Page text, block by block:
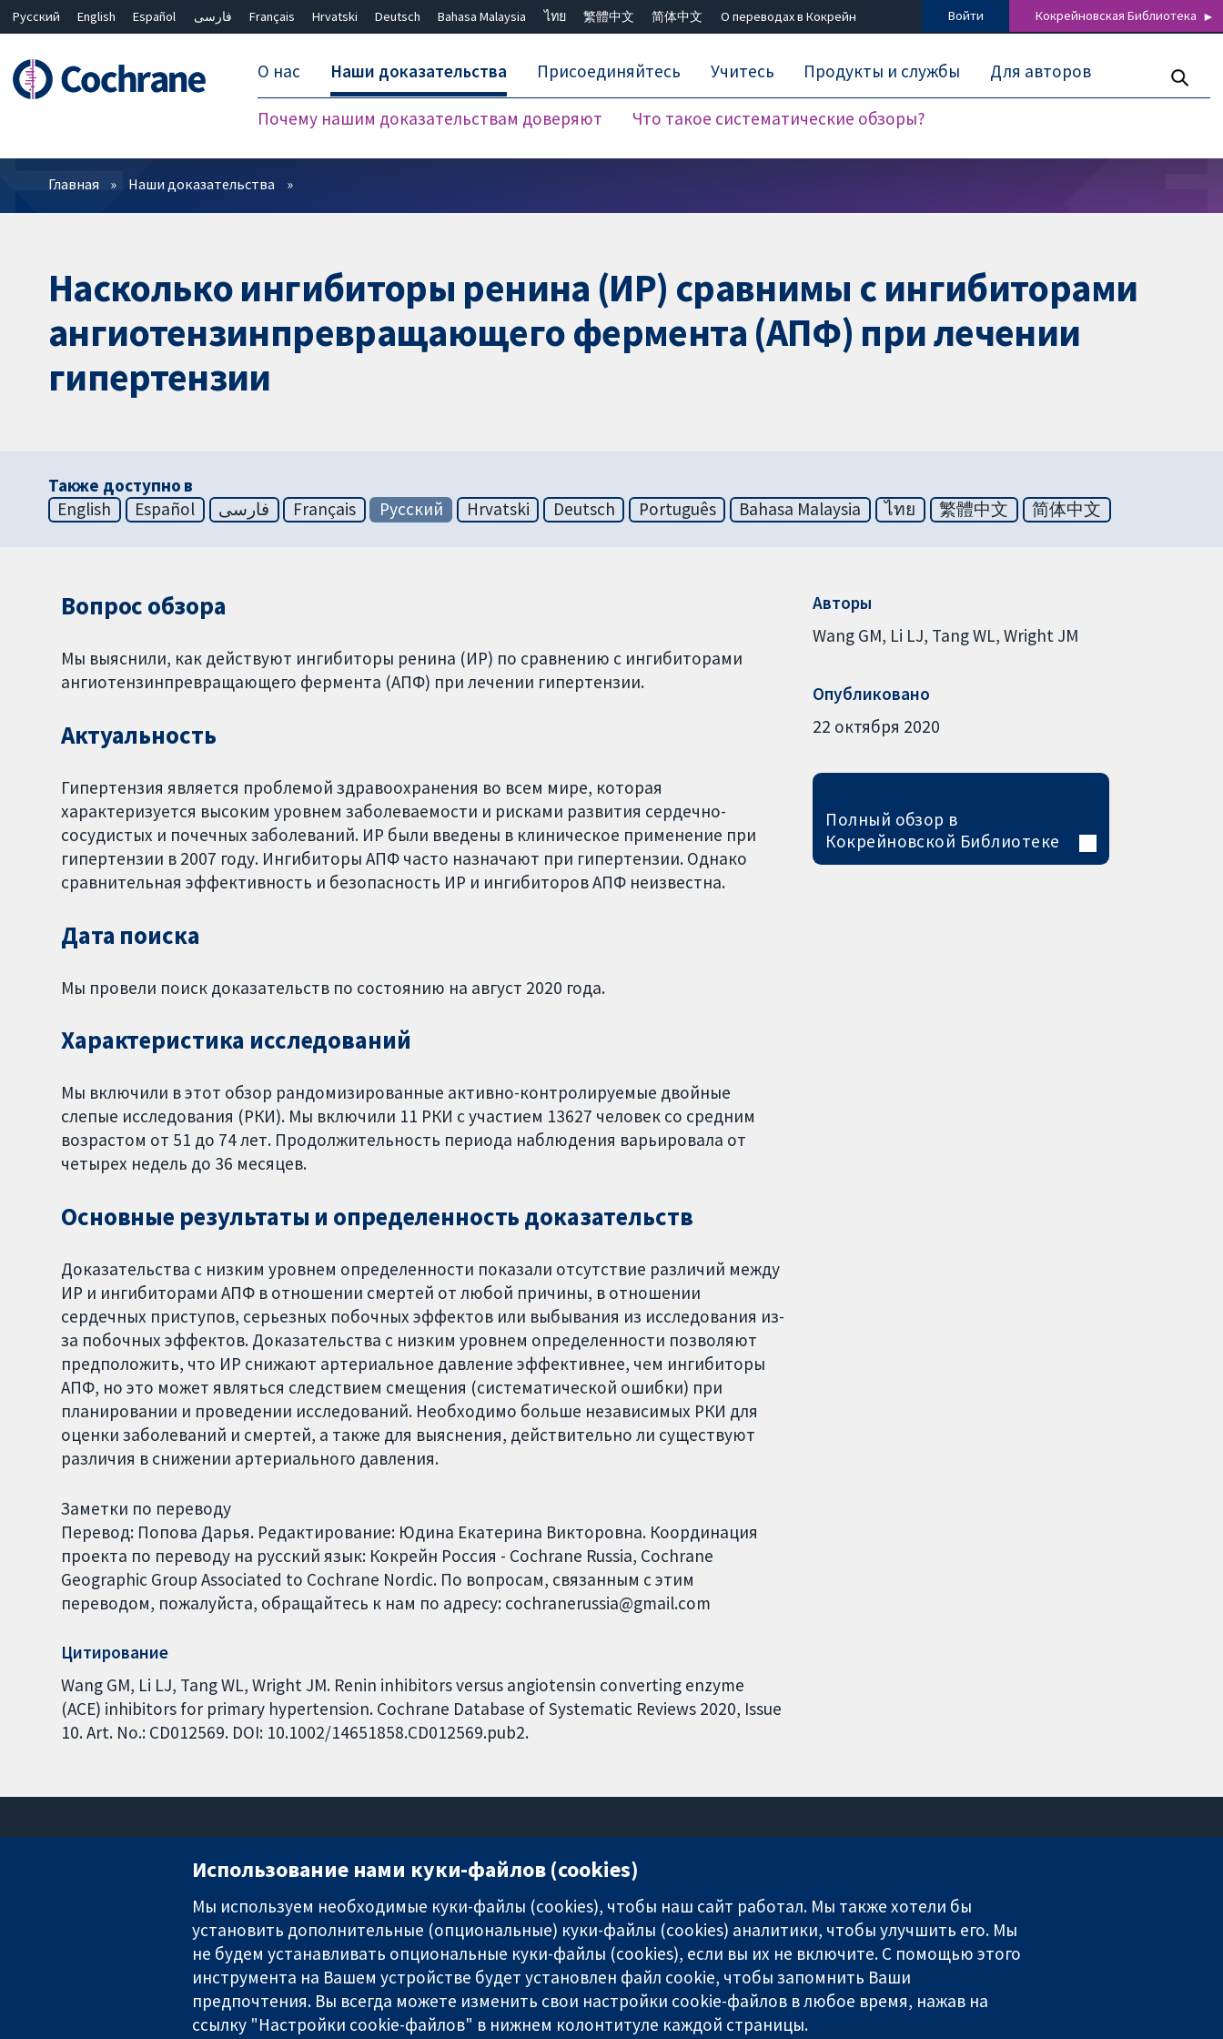
Русский English Español فارسی Français Hrvatski Deutsch Bahasa Malaysia ไทย 繁體中文 简体中文 О переводах в Кокрейн Войти Кокрейновская Библиотека
О нас Наши доказательства
Почему нашим доказательствам доверяют Что такое систематические обзоры?
Присоединяйтесь Учитесь Продукты и службы Для авторов
Фильтры
Главная Наши доказательства
Насколько ингибиторы ренина (ИР) сравнимы с ингибиторами
ангиотензинпревращающего фермента (АПФ) при лечении
гипертензии
Также доступно в
English
Español فارسی Français Русский Hrvatski Deutsch Português Bahasa Malaysia ไทย 繁體中文 简体中文
Вопрос обзора
Мы выяснили, как действуют ингибиторы ренина (ИР) по сравнению с ингибиторами
ангиотензинпревращающего фермента (АПФ) при лечении гипертензии.
Актуальность
Гипертензия является проблемой здравоохранения во всем мире, которая
характеризуется высоким уровнем заболеваемости и рисками развития сердечно-
сосудистых и почечных заболеваний. ИР были введены в клиническое применение при
гипертензии в 2007 году. Ингибиторы АПФ часто назначают при гипертензии. Однако
сравнительная эффективность и безопасность ИР и ингибиторов АПФ неизвестна.
Дата поиска
Мы провели поиск доказательств по состоянию на август 2020 года.
Характеристика исследований
Мы включили в этот обзор рандомизированные активно-контролируемые двойные
слепые исследования (РКИ). Мы включили 11 РКИ с участием 13627 человек со средним
возрастом от 51 до 74 лет. Продолжительность периода наблюдения варьировала от
четырех недель до 36 месяцев.
Основные результаты и определенность доказательств
Доказательства с низким уровнем определенности показали отсутствие различий между
ИР и ингибиторами АПФ в отношении смертей от любой причины, в отношении
сердечных приступов, серьезных побочных эффектов или выбывания из исследования из-
за побочных эффектов. Доказательства с низким уровнем определенности позволяют
предположить, что ИР снижают артериальное давление эффективнее, чем ингибиторы
АПФ, но это может являться следствием смещения (систематической ошибки) при
планировании и проведении исследований. Необходимо больше независимых РКИ для
оценки заболеваний и смертей, а также для выяснения, действительно ли существуют
различия в снижении артериального давления.
Заметки по переводу
Перевод: Попова Дарья. Редактирование: Юдина Екатерина Викторовна. Координация
проекта по переводу на русский язык: Кокрейн Россия - Cochrane Russia, Cochrane
Geographic Group Associated to Cochrane Nordic. По вопросам, связанным с этим
переводом, пожалуйста, обращайтесь к нам по адресу: cochranerussia@gmail.com
Цитирование
Wang GM, Li LJ, Tang WL, Wright JM. Renin inhibitors versus angiotensin converting enzyme
(ACE) inhibitors for primary hypertension. Cochrane Database of Systematic Reviews 2020, Issue
10. Art. No.: CD012569. DOI: 10.1002/14651858.CD012569.pub2.
Авторы
Wang GM Li LJ Tang WL Wright JM
Опубликовано
22 октября 2020
Полный обзор в
Кокрейновской Библиотеке
Надёжные доказательства
Информированные решения
11-13 Cavendish Square
W1G 0AN
United Kingdom
Пресс-служба
О нас
Работа
Cochrane Library
Использование нами куки-файлов (cookies)
Мы используем необходимые куки-файлы (cookies), чтобы наш сайт работал. Мы также хотели бы
установить дополнительные (опциональные) куки-файлы (cookies) аналитики, чтобы улучшить его. Мы
не будем устанавливать опциональные куки-файлы (cookies), если вы их не включите. С помощью этого
инструмента на Вашем устройстве будет установлен файл cookie, чтобы запомнить Ваши
предпочтения. Вы всегда можете изменить свои настройки cookie-файлов в любое время, нажав на
ссылку "Настройки cookie-файлов" в нижнем колонтитуле каждой страницы.